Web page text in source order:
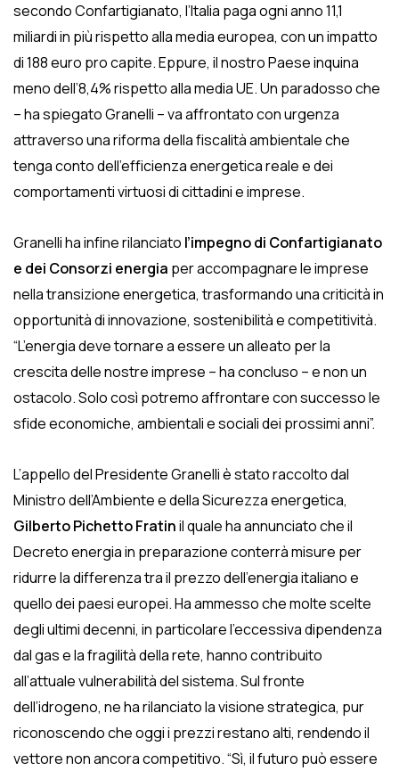
secondo Confartigianato, l’Italia paga ogni anno 11,1
miliardi in più rispetto alla media europea, con un impatto
di 188 euro pro capite. Eppure, il nostro Paese inquina
meno dell’8,4% rispetto alla media UE. Un paradosso che
– ha spiegato Granelli – va affrontato con urgenza
attraverso una riforma della fiscalità ambientale che
tenga conto dell’efficienza energetica reale e dei
comportamenti virtuosi di cittadini e imprese.
Granelli ha infine rilanciato l’impegno di Confartigianato
e dei Consorzi energia per accompagnare le imprese
nella transizione energetica, trasformando una criticità in
opportunità di innovazione, sostenibilità e competitività.
“L’energia deve tornare a essere un alleato per la
crescita delle nostre imprese – ha concluso – e non un
ostacolo. Solo così potremo affrontare con successo le
sfide economiche, ambientali e sociali dei prossimi anni”.
L’appello del Presidente Granelli è stato raccolto dal
Ministro dell’Ambiente e della Sicurezza energetica,
Gilberto Pichetto Fratinil quale ha annunciato che il
Decreto energia in preparazione conterrà misure per
ridurre la differenza tra il prezzo dell’energia italiano e
quello dei paesi europei. Ha ammesso che molte scelte
degli ultimi decenni, in particolare l’eccessiva dipendenza
dal gas e la fragilità della rete, hanno contribuito
all’attuale vulnerabilità del sistema. Sul fronte
dell’idrogeno, ne ha rilanciato la visione strategica, pur
riconoscendo che oggi i prezzi restano alti, rendendo il
vettore non ancora competitivo. “Sì, il futuro può essere